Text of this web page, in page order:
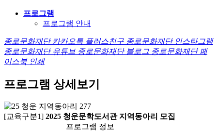
프로그램
프로그램 안내
종로문화재단 카카오톡 플러스친구 종로문화재단 인스타그램
종로문화재단 유튜브 종로문화재단 블로그 종로문화재단 페
이스북 인쇄
프로그램 상세보기
[교육구분1] 2025 청운문학도서관 지역동아리 모집
프로그램 정보